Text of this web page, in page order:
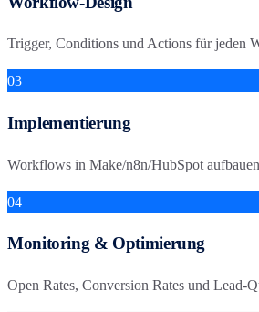
Trigger, Conditions und Actions für jeden
03
Implementierung
Workflows in Make/n8n/HubSpot
04
Monitoring & Optimierung
Open Rates, Conversion Rates und Lead-